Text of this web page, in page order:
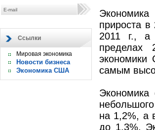
Ссылки
Мировая экономика
Новости бизнеса
Экономика США
прироста
2011 г., а
пределах
самым
на 1,2%, а
до 1,3%.